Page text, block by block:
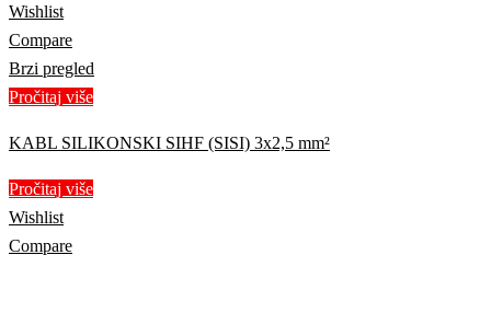
Wishlist
Compare
Brzi pregled
Pročitaj više
KABL SILIKONSKI SIHF (SISI) 3x2,5 mm²
Pročitaj više
Wishlist
Compare